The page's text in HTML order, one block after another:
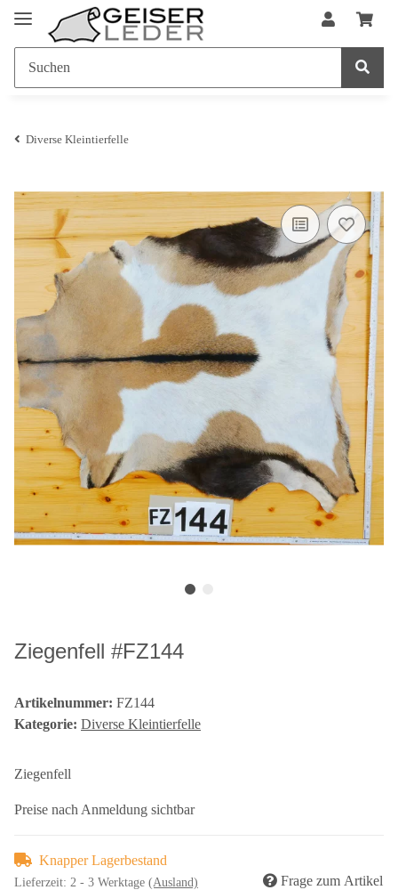
Diverse Kleintierfelle
Ziegenfell #FZ144
Artikelnummer: FZ144
Kategorie: Diverse Kleintierfelle
Ziegenfell
Preise nach Anmeldung sichtbar
Knapper Lagerbestand
Lieferzeit: 2 - 3 Werktage (Ausland) Frage zum Artikel